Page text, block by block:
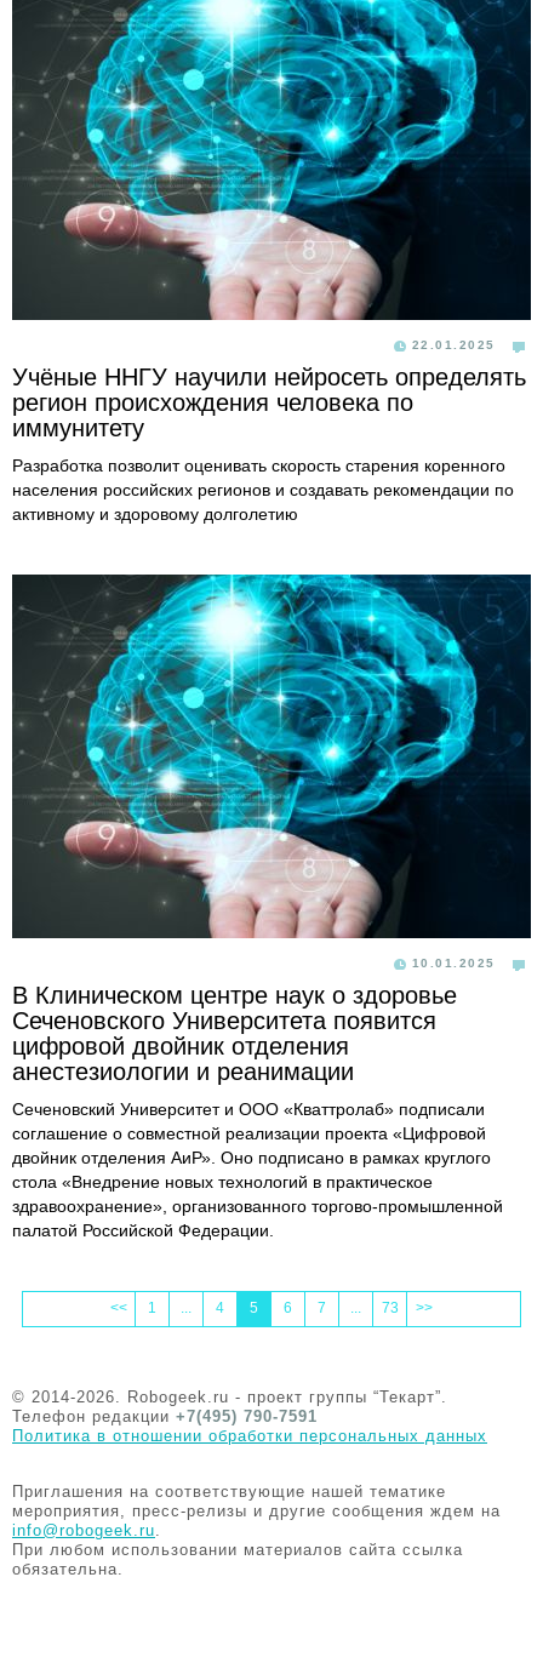
22.01.2025
Учёные ННГУ научили нейросеть определять
регион происхождения человека по
иммунитету
Разработка позволит оценивать скорость старения коренного
населения российских регионов и создавать рекомендации по
активному и здоровому долголетию
10.01.2025
В Клиническом центре наук о здоровье
Сеченовского Университета появится
цифровой двойник отделения
анестезиологии и реанимации
Сеченовский Университет и ООО «Кваттролаб» подписали
соглашение о совместной реализации проекта «Цифровой
двойник отделения АиР». Оно подписано в рамках круглого
стола «Внедрение новых технологий в практическое
здравоохранение», организованного торгово-промышленной
палатой Российской Федерации.
<< 1 ... 4 5 6 7 ... 73 >>
© 2014-2026. Robogeek.ru - проект группы “Текарт”.
Телефон редакции +7(495) 790-7591
Политика в отношении обработки персональных данных
Приглашения на соответствующие нашей тематике
мероприятия, пресс-релизы и другие сообщения ждем на
info@robogeek.ru.
При любом использовании материалов сайта ссылка
обязательна.